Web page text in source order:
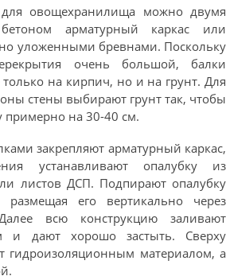
для овощехранилища можно двумя
арматурный каркас или
уложенными бревнами. Поскольку
очень большой, балки
на кирпич, но и на грунт. Для
стены выбирают грунт так, чтобы
примерно на 30-40 см.
закрепляют арматурный каркас,
устанавливают опалубку из
листов ДСП. Подпирают опалубку
его вертикально через
всю конструкцию заливают
и дают хорошо застыть. Сверху
гидроизоляционным материалом, а